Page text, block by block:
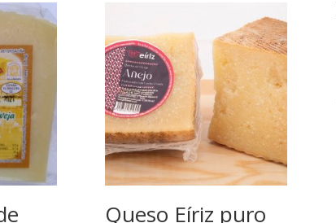
Queso Eíriz puro